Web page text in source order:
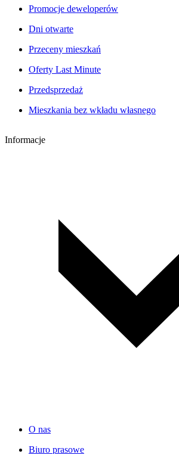
Promocje deweloperów
Dni otwarte
Przeceny mieszkań
Oferty Last Minute
Przedsprzedaż
Mieszkania bez wkładu własnego
Informacje
O nas
Biuro prasowe